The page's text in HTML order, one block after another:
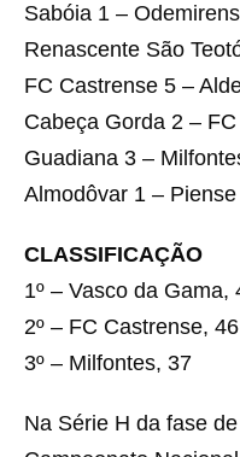
Sabóia 1 –
Renascente São
FC Castrense 5 –
Cabeça Gorda 2 –
Guadiana 3 –
Almodôvar 1 –
CLASSIFICAÇÃO
1º – Vasco da Gama,
2º – FC Castrense, 46
3º – Milfontes, 37
Na Série H da fase